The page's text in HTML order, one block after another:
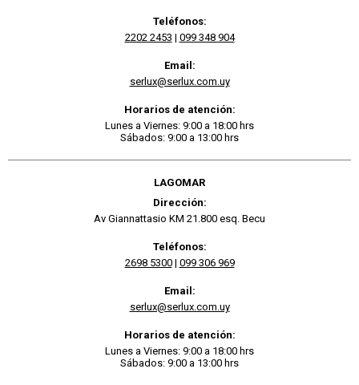
Teléfonos:
2202 2453 | 099 348 904
Email:
serlux@serlux.com.uy
Horarios de atención:
Lunes a Viernes: 9:00 a 18:00 hrs
Sábados: 9:00 a 13:00 hrs
LAGOMAR
Dirección:
Av Giannattasio KM 21.800 esq. Becu
Teléfonos:
2698 5300| 099 306 969
Email:
serlux@serlux.com.uy
Horarios de atención:
Lunes a Viernes: 9:00 a 18:00 hrs
Sábados: 9:00 a 13:00 hrs